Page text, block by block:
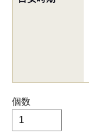
個数